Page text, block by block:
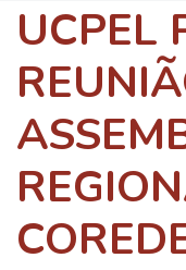
UCPEL